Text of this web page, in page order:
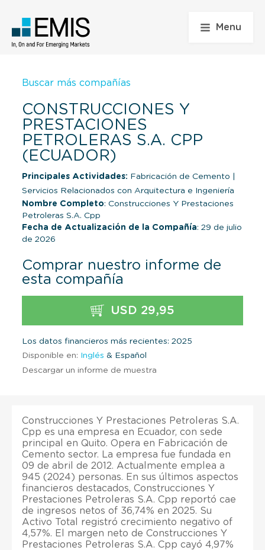
Menu
Buscar más compañías
CONSTRUCCIONES Y
PRESTACIONES
PETROLERAS S.A. CPP
(ECUADOR)
Principales Actividades: Fabricación de Cemento
Servicios Relacionados con Arquitectura e Ingeniería
Nombre Completo: Construcciones Y Prestaciones
Petroleras S.A. Cpp
Fecha de Actualización de la Compañía: 29 de julio
de 2026
Comprar nuestro informe de
esta compañía
USD 29,95
Los datos financieros más recientes: 2025
Disponible en: Inglés & Español
Descargar un informe de muestra
Construcciones Y Prestaciones Petroleras S.A.
Cpp es una empresa en Ecuador, con sede
principal en Quito. Opera en Fabricación de
Cemento sector. La empresa fue fundada en
09 de abril de 2012. Actualmente emplea a
945 (2024) personas. En sus últimos aspectos
financieros destacados, Construcciones Y
Prestaciones Petroleras S.A. Cpp reportó cae
de ingresos netos of 36,74% en 2025. Su
Activo Total registró crecimiento negativo of
4,57%. El margen neto de Construcciones Y
Prestaciones Petroleras S.A. Cpp cayó 4,97%